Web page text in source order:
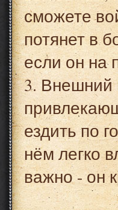
сможете
потянет в
если он на
3. Внешний
ездить по
нём легко
важно - он